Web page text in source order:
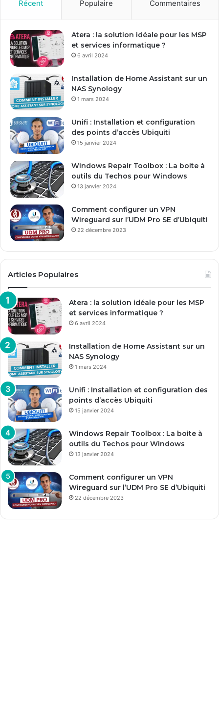
r
e
a
d
s
e
m
a
Récent Populaire Commentaires
Atera : la solution idéale pour les MSP
et services informatique ?
6 avril 2024
Installation de Home Assistant sur un
NAS Synology
1 mars 2024
Unifi : Installation et configuration
des points d’accès Ubiquiti
15 janvier 2024
Windows Repair Toolbox : La boite à
outils du Techos pour Windows
13 janvier 2024
Comment configurer un VPN
Wireguard sur l’UDM Pro SE d’Ubiquiti
22 décembre 2023
Articles Populaires
Atera : la solution idéale pour les MSP
et services informatique ?
6 avril 2024
Installation de Home Assistant sur un
NAS Synology
1 mars 2024
Unifi : Installation et configuration des
points d’accès Ubiquiti
15 janvier 2024
Windows Repair Toolbox : La boite à
outils du Techos pour Windows
13 janvier 2024
Comment configurer un VPN
Wireguard sur l’UDM Pro SE d’Ubiquiti
22 décembre 2023